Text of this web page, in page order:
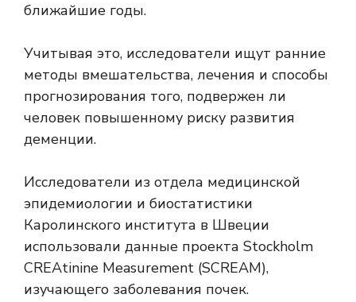
ближайшие годы.
Учитывая это, исследователи ищут ранние
методы вмешательства, лечения и способы
прогнозирования того, подвержен ли
человек повышенному риску развития
деменции.
Исследователи из отдела медицинской
эпидемиологии и биостатистики
Каролинского института в Швеции
использовали данные проекта Stockholm
CREAtinine Measurement (SCREAM),
изучающего заболевания почек.